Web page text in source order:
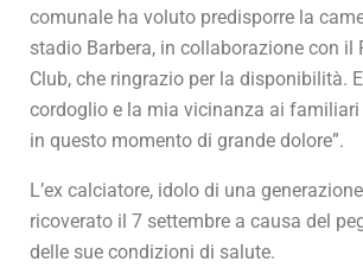
comunale ha voluto predisporre la
stadio Barbera, in collaborazione con il
Club, che ringrazio per la disponibilità.
cordoglio e la mia vicinanza ai
in questo momento di grande dolore”.
L’ex calciatore, idolo di una
ricoverato il 7 settembre a causa del
delle sue condizioni di salute.